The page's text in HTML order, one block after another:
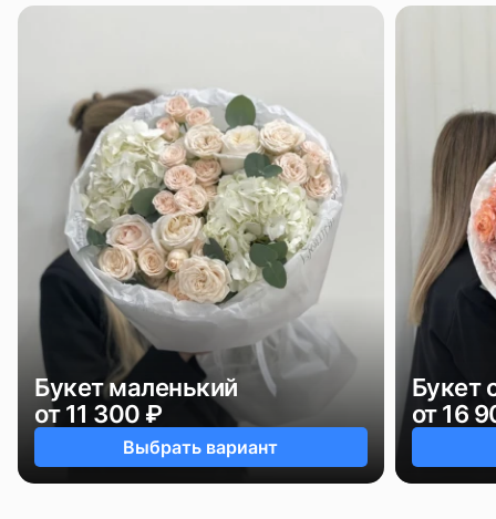
Букет маленький
от 11 300 ₽
Выбрать вариант
Букет
от 16